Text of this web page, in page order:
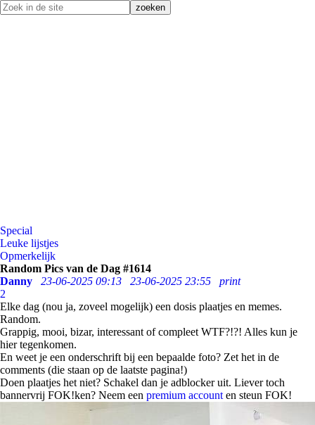
Special
Leuke lijstjes
Opmerkelijk
Random Pics van de Dag #1614
Danny
23-06-2025 09:13 23-06-2025 23:55
print
2
Elke dag (nou ja, zoveel mogelijk) een dosis plaatjes en memes.
Random.
Grappig, mooi, bizar, interessant of compleet WTF?!?! Alles kun je
hier tegenkomen.
En weet je een onderschrift bij een bepaalde foto? Zet het in de
comments (die staan op de laatste pagina!)
Doen plaatjes het niet? Schakel dan je adblocker uit. Liever toch
bannervrij FOK!ken? Neem een premium account en steun FOK!